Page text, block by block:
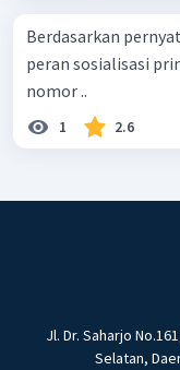
Berdasarkan
peran sosialisasi
nomor ..
1 2.6
Jl. Dr. Saharjo
Selatan,